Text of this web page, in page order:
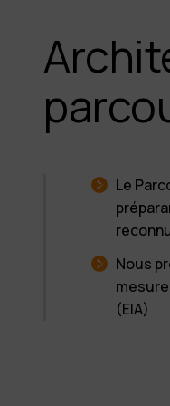
Le
Nous
(EIA)